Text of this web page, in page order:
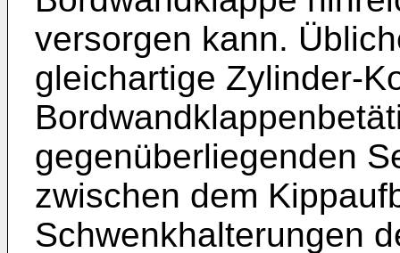
versorgen kann.
gleichartige Zylinder-
gegenüberliegenden
zwischen dem
Schwenkhalterungen